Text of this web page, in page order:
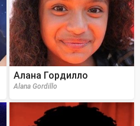
Алана Гордилло
Alana Gordillo